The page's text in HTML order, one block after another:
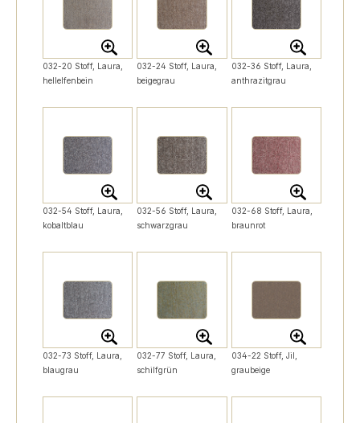
032-20 Stoff, Laura,
hellelfenbein
032-24 Stoff, Laura,
beigegrau
032-36 Stoff, Laura,
anthrazitgrau
032-54 Stoff, Laura,
kobaltblau
032-56 Stoff, Laura,
schwarzgrau
032-68 Stoff, Laura,
braunrot
032-73 Stoff, Laura,
blaugrau
032-77 Stoff, Laura,
schilfgrün
034-22 Stoff, Jil,
graubeige